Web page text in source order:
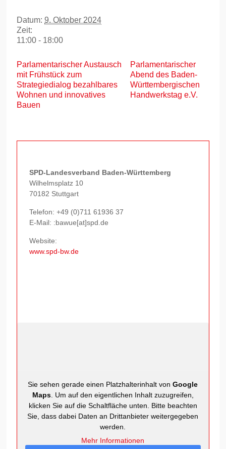
Datum: 9. Oktober 2024
Zeit:
11:00 - 18:00
Parlamentarischer Austausch
mit Frühstück zum
Strategiedialog bezahlbares
Wohnen und innovatives
Bauen
Parlamentarischer
Abend des Baden-
Württembergischen
Handwerkstag e.V.
SPD-Landesverband Baden-Württemberg
Wilhelmsplatz 10
70182 Stuttgart
Telefon:+49 (0)711 61936 37
E-Mail: :bawue[at]spd.de
Website:
www.spd-bw.de
Sie sehen gerade einen Platzhalterinhalt vonGoogle
Maps. Um auf den eigentlichen Inhalt zuzugreifen,
klicken Sie auf die Schaltfläche unten. Bitte beachten
Sie, dass dabei Daten an Drittanbieter weitergegeben
werden.
Mehr Informationen